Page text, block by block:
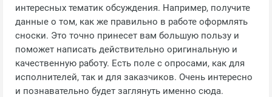
интересных тематик обсуждения. Например, получите
данные о том, как же правильно в работе оформлять
сноски. Это точно принесет вам большую пользу и
поможет написать действительно оригинальную и
качественную работу. Есть поле с опросами, как для
исполнителей, так и для заказчиков. Очень интересно
и познавательно будет заглянуть именно сюда.